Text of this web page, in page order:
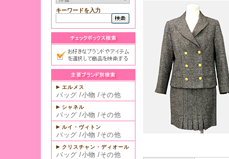
キーワードを入力
エルメス
バッグ /小物 /その他
シャネル
バッグ /小物 /その他
ルイ・ヴィトン
バッグ /小物 /その他
クリスチャン・ディオール
バッグ /小物 /その他